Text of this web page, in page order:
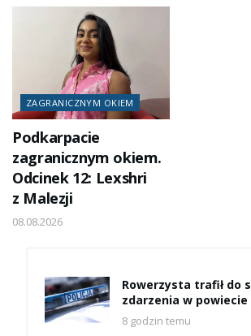
ZAGRANICZNYM OKIEM
Podkarpacie
zagranicznym okiem.
Odcinek 12: Lexshri
z Malezji
08.08.2026
Rowerzysta trafił do
zdarzenia w
8 godzin temu